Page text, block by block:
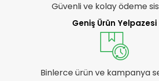
Güvenli ve kolay ödeme
Geniş Ürün Yelpazesi
Binlerce ürün ve kampanya